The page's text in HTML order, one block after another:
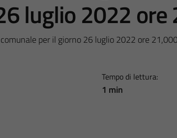
luglio 2022 ore
per il giorno 26 luglio 2022 ore
Tempo di lettura:
1 min